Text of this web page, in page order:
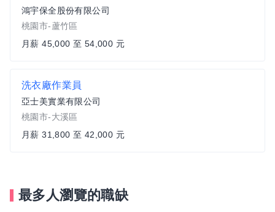
鴻宇保全股份有限公司
桃園市-蘆竹區
月薪 45,000 至 54,000 元
洗衣廠作業員
亞士美實業有限公司
桃園市-大溪區
月薪 31,800 至 42,000 元
最多人瀏覽的職缺